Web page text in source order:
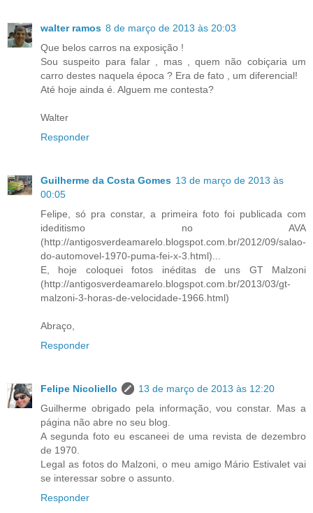
walter ramos 8 de março de 2013 às 20:03
Que belos carros na exposição !
Sou suspeito para falar , mas , quem não cobiçaria um
carro destes naquela época ? Era de fato , um diferencial!
Até hoje ainda é. Alguem me contesta?
Walter
Responder
Guilherme da Costa Gomes 13 de março de 2013 às
00:05
Felipe, só pra constar, a primeira foto foi publicada com
ideditismo no AVA
(http://antigosverdeamarelo.blogspot.com.br/2012/09/salao-
do-automovel-1970-puma-fei-x-3.html)...
E, hoje coloquei fotos inéditas de uns GT Malzoni
(http://antigosverdeamarelo.blogspot.com.br/2013/03/gt-
malzoni-3-horas-de-velocidade-1966.html)
Abraço,
Responder
Felipe Nicoliello
13 de março de 2013 às 12:20
Guilherme obrigado pela informação, vou constar. Mas a
página não abre no seu blog.
A segunda foto eu escaneei de uma revista de dezembro
de 1970.
Legal as fotos do Malzoni, o meu amigo Mário Estivalet vai
se interessar sobre o assunto.
Responder